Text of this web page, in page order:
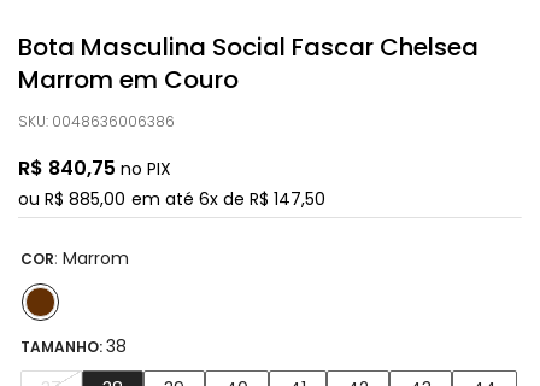
Bota Masculina Social Fascar Chelsea
Marrom em Couro
SKU: 0048636006386
R$ 840,75 no PIX
ou R$ 885,00 em até 6x de R$ 147,50
COR: Marrom
TAMANHO:38